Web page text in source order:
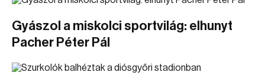
Gyászol a miskolci sportvilág: elhunyt
Pacher Péter Pál